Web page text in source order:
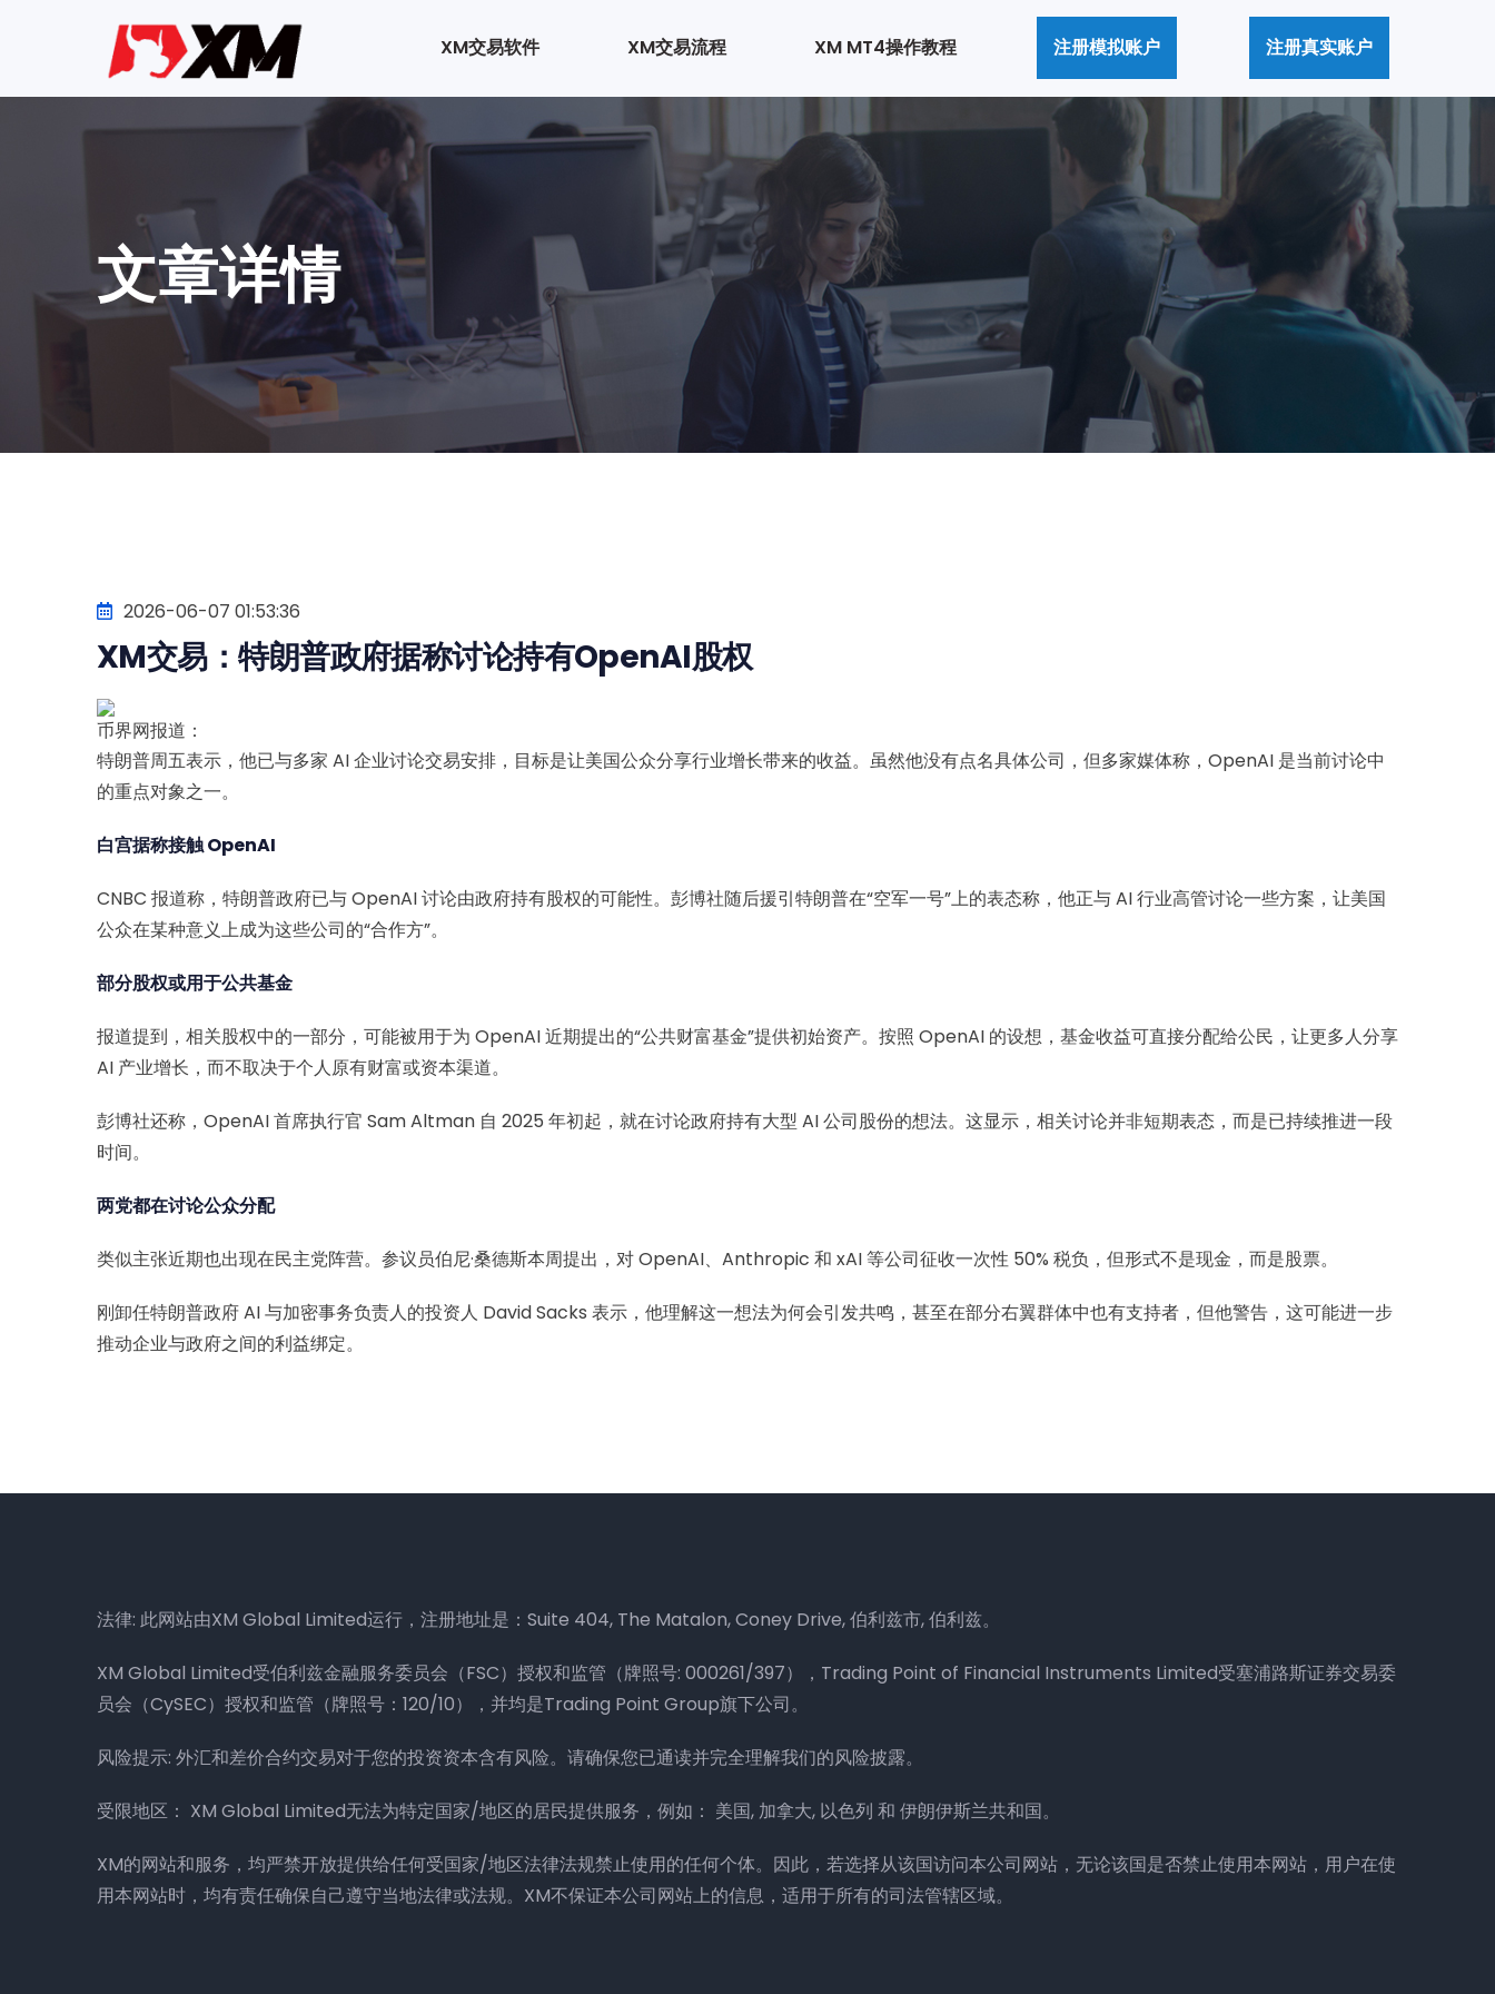
XM交易软件 XM交易流程 XM MT4操作教程 注册模拟账户 注册真实账户
文章详情
2026-06-07 01:53:36
XM交易：特朗普政府据称讨论持有OpenAI股权
币界网报道：
特朗普周五表示，他已与多家 AI 企业讨论交易安排，目标是让美国公众分享行业增长带来的收益。虽然他没有点名具体公司，但多家媒体称，OpenAI 是当前讨论中
的重点对象之一。
白宫据称接触 OpenAI
CNBC 报道称，特朗普政府已与 OpenAI 讨论由政府持有股权的可能性。彭博社随后援引特朗普在“空军一号”上的表态称，他正与 AI 行业高管讨论一些方案，让美国
公众在某种意义上成为这些公司的“合作方”。
部分股权或用于公共基金
报道提到，相关股权中的一部分，可能被用于为 OpenAI 近期提出的“公共财富基金”提供初始资产。按照 OpenAI 的设想，基金收益可直接分配给公民，让更多人分享
AI 产业增长，而不取决于个人原有财富或资本渠道。
彭博社还称，OpenAI 首席执行官 Sam Altman 自 2025 年初起，就在讨论政府持有大型 AI 公司股份的想法。这显示，相关讨论并非短期表态，而是已持续推进一段
时间。
两党都在讨论公众分配
类似主张近期也出现在民主党阵营。参议员伯尼·桑德斯本周提出，对 OpenAI、Anthropic 和 xAI 等公司征收一次性 50% 税负，但形式不是现金，而是股票。
刚卸任特朗普政府 AI 与加密事务负责人的投资人 David Sacks 表示，他理解这一想法为何会引发共鸣，甚至在部分右翼群体中也有支持者，但他警告，这可能进一步
推动企业与政府之间的利益绑定。
法律: 此网站由XM Global Limited运行，注册地址是：Suite 404, The Matalon, Coney Drive, 伯利兹市, 伯利兹。
XM Global Limited受伯利兹金融服务委员会（FSC）授权和监管（牌照号: 000261/397），Trading Point of Financial Instruments Limited受塞浦路斯证券交易委
员会（CySEC）授权和监管（牌照号：120/10），并均是Trading Point Group旗下公司。
风险提示: 外汇和差价合约交易对于您的投资资本含有风险。请确保您已通读并完全理解我们的风险披露。
受限地区： XM Global Limited无法为特定国家/地区的居民提供服务，例如： 美国, 加拿大, 以色列 和 伊朗伊斯兰共和国。
XM的网站和服务，均严禁开放提供给任何受国家/地区法律法规禁止使用的任何个体。因此，若选择从该国访问本公司网站，无论该国是否禁止使用本网站，用户在使
用本网站时，均有责任确保自己遵守当地法律或法规。XM不保证本公司网站上的信息，适用于所有的司法管辖区域。